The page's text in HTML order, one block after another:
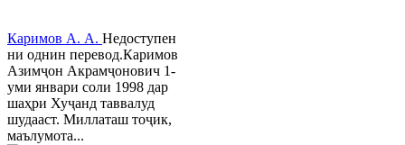
Каримов А. А. Недоступен
ни однин перевод.Каримов
Азимҷон Акрамҷонович 1-
уми январи соли 1998 дар
шаҳри Хуҷанд таввалуд
шудааст. Миллаташ тоҷик,
маълумота...